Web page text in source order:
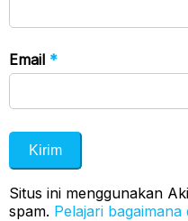
Email *
Situs ini menggunakan
spam. Pelajari